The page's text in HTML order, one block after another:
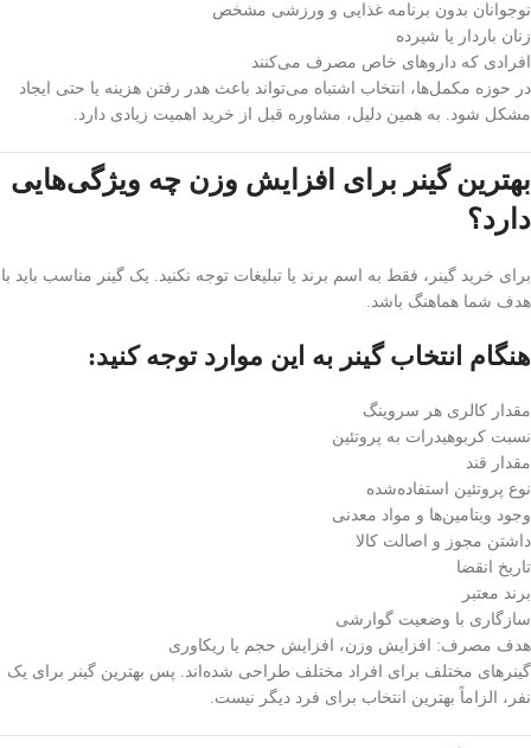
نوجوانان بدون برنامه غذایی و ورزشی مشخص
زنان باردار یا شیرده
افرادی که داروهای خاص مصرف می‌کنند
در حوزه مکمل‌ها، انتخاب اشتباه می‌تواند باعث هدر رفتن هزینه یا حتی ایجاد
مشکل شود. به همین دلیل، مشاوره قبل از خرید اهمیت زیادی دارد.
بهترین گینر برای افزایش وزن چه ویژگی‌هایی
دارد؟
برای خرید گینر، فقط به اسم برند یا تبلیغات توجه نکنید. یک گینر مناسب باید با
هدف شما هماهنگ باشد.
هنگام انتخاب گینر به این موارد توجه کنید:
مقدار کالری هر سروینگ
نسبت کربوهیدرات به پروتئین
مقدار قند
نوع پروتئین استفاده‌شده
وجود ویتامین‌ها و مواد معدنی
داشتن مجوز و اصالت کالا
تاریخ انقضا
برند معتبر
سازگاری با وضعیت گوارشی
هدف مصرف: افزایش وزن، افزایش حجم یا ریکاوری
گینرهای مختلف برای افراد مختلف طراحی شده‌اند. پس بهترین گینر برای یک
نفر، الزاماً بهترین انتخاب برای فرد دیگر نیست.